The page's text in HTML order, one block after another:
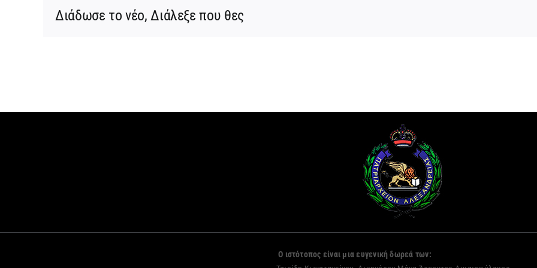
Διάδωσε το νέο, Διάλεξε που θες
Ο ιστότοπος είναι μια ευγενική δωρεά των: